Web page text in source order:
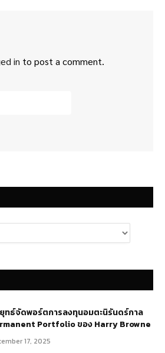
in to post a comment.
ทธ์​จัดพอร์ตการลงทุนอมตะนิรันดร์กาล
Portfolio ของ Harry Browne
17, 2025